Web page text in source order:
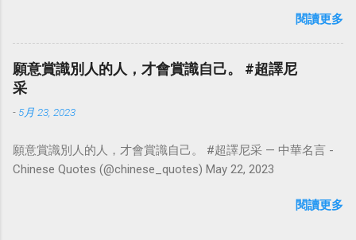
閱讀更多
願意賞識別人的人，才會賞識自己。 #超譯尼
采
- 5月 23, 2023
願意賞識別人的人，才會賞識自己。 #超譯尼采 — 中華名言 -
Chinese Quotes (@chinese_quotes) May 22, 2023
閱讀更多